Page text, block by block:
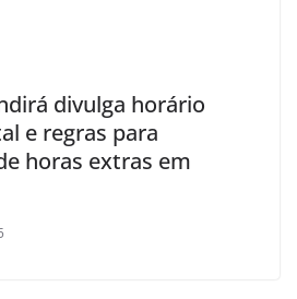
divulga horário
e regras para
horas extras em